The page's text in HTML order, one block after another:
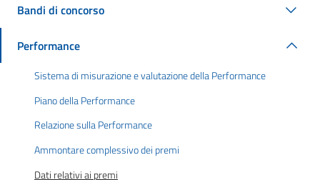
Bandi di concorso
Performance
Sistema di misurazione e valutazione della Performance
Piano della Performance
Relazione sulla Performance
Ammontare complessivo dei premi
Dati relativi ai premi